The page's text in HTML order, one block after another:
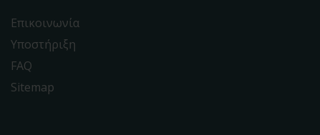
Επικοινωνία
Υποστήριξη
FAQ
Sitemap